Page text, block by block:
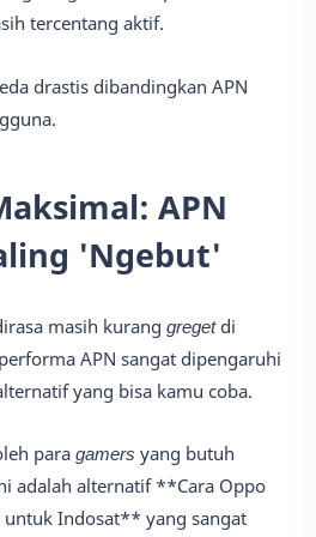
tercentang aktif.
drastis dibandingkan APN
APN
'Ngebut'
masih kurang gregetdi
APN sangat dipengaruhi
yang bisa kamu coba.
para gamers yang butuh
adalah alternatif **Cara Oppo
untuk Indosat** yang sangat